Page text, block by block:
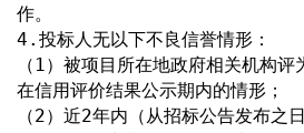
作。
4.投标人无以下不良信誉情形：
（1）被项目所在地政府相关机构
在信用评价结果公示期内的情形；
（2）近2年内（从招标公告发布之